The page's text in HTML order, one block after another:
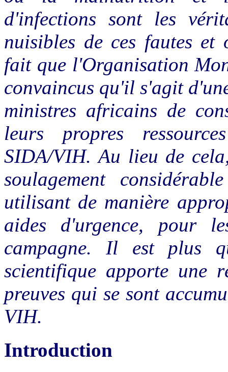
d'infections sont les
nuisibles de ces fautes et
fait que l'Organisation
convaincus qu'il s'agit
ministres africains de
leurs propres
SIDA/VIH. Au lieu de
soulagement
utilisant de manière
aides d'urgence, pour
campagne. Il est plus
scientifique apporte une
preuves qui se sont
VIH.
Introduction